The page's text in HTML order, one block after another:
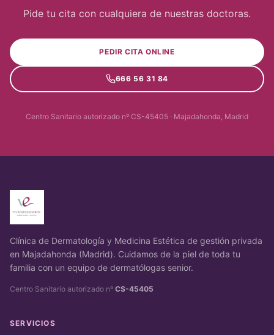
Pide tu cita con cualquiera de nuestras doctoras.
PEDIR CITA ONLINE
666 56 31 84
Centro Sanitario autorizado nº CS-45405 · Majadahonda, Madrid
Clínica de Dermatología y Medicina Estética de gestión privada
en Majadahonda (Madrid). Cuidamos de la piel de toda tu
familia con un equipo de dermatólogas senior.
Centro Sanitario autorizado nº CS-45405
SERVICIOS